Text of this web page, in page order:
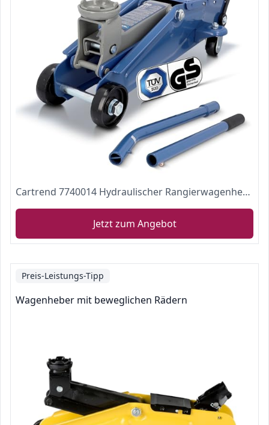
Cartrend 7740014 Hydraulischer Rangierwagenheber, 2 Tonnen Tragkraft, für Werkstatt und Hobby, gefertigt aus Qualitätsstahl
Jetzt zum Angebot
Preis-Leistungs-Tipp
Wagenheber mit beweglichen Rädern